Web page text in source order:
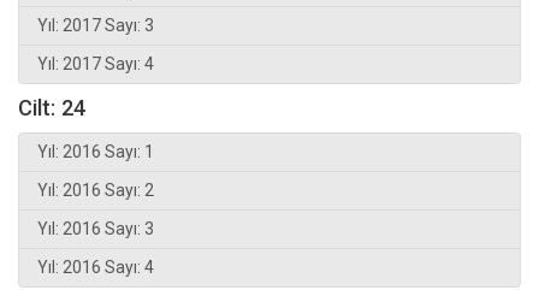
Yıl: 2017 Sayı: 3
Yıl: 2017 Sayı: 4
Cilt: 24
Yıl: 2016 Sayı: 1
Yıl: 2016 Sayı: 2
Yıl: 2016 Sayı: 3
Yıl: 2016 Sayı: 4